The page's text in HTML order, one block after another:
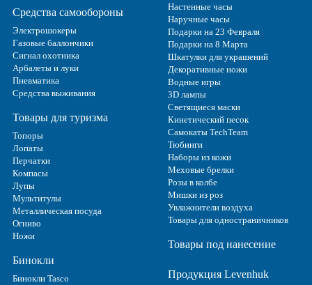
Средства самообороны
Электрошокеры
Газовые баллончики
Сигнал охотника
Арбалеты и луки
Пневматика
Средства выживания
Товары для туризма
Топоры
Лопаты
Перчатки
Компасы
Лупы
Мультитулы
Металлическая посуда
Огниво
Ножи
Бинокли
Бинокли Tasco
Настенные часы
Наручные часы
Подарки на 23 Февраля
Подарки на 8 Марта
Шкатулки для украшений
Декоративные ножи
Водные игры
3D лампы
Светящиеся маски
Кинетический песок
Самокаты TechTeam
Тюбинги
Наборы из кожи
Меховые брелки
Розы в колбе
Мишки из роз
Увлажнители воздуха
Товары для одностраничников
Товары под нанесение
Продукция Levenhuk